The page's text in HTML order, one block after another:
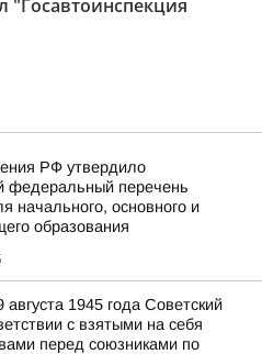
"Госавтоинспекция
РФ утвердило
федеральный перечень
начального, основного и
образования
1945 года Советский
с взятыми на себя
перед союзниками по